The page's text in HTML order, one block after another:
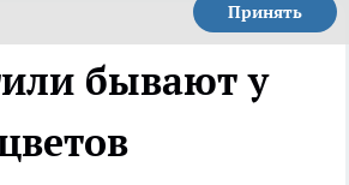
Принять
бывают у